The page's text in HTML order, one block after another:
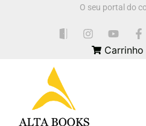
O seu portal do
Carrinho